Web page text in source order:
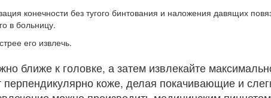
конечности без тугого бинтования и наложения давящих
в больницу.
его извлечь.
ближе к головке, а затем извлекайте
перпендикулярно коже, делая покачивающие и